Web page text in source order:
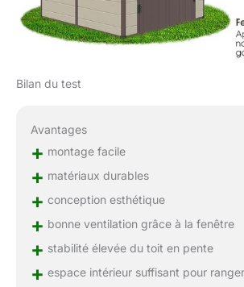
Bilan du test
Avantages
+ montage facile
+ matériaux durables
+ conception esthétique
+ bonne ventilation grâce à la fenêtre
+ stabilité élevée du toit en pente
+ espace intérieur suffisant pour